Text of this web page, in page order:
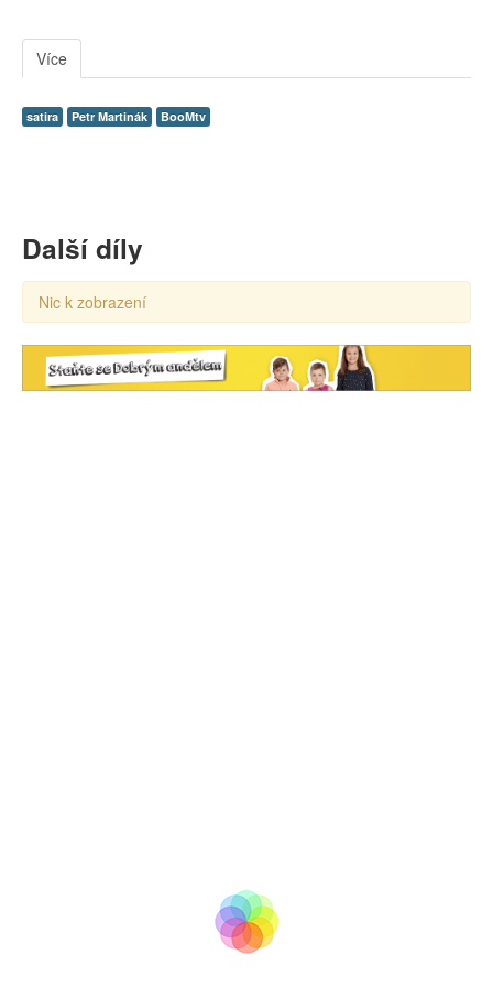
Více
satira Petr Martinák BooMtv
Další díly
Nic k zobrazení